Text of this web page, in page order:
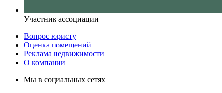
Участник ассоциации
Вопрос юристу
Оценка помещений
Реклама недвижимости
О компании
Мы в социальных сетях